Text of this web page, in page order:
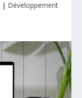
| Développement